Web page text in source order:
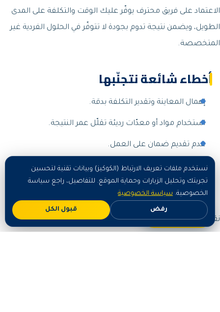
الاعتماد على فريق محترف يوفّر عليك الوقت والتكلفة على المدى
الطويل، ويضمن نتيجة تدوم بجودة لا تتوفّر في الحلول الفردية غير
المتخصصة.
أخطاء شائعة نتجنّبها
إهمال المعاينة وتقدير التكلفة بدقة.
استخدام مواد أو معدّات رديئة تقلّل عمر النتيجة.
عدم تقديم ضمان على العمل.
أسعار تركيب اجهات كلادينج في
الخفجي
نقدّم أسعاراً واضحة ومنافسة تُحدَّد حسب حجم العمل وطبيعته
اطلب الآن
نستخدم ملفات تعريف الارتباط (الكوكيز) وبيانات تقنية لتحسين
تجربتك وتحليل الزيارات وحماية الموقع. للتفاصيل، راجع سياسة
الخصوصية. سياسة الخصوصية
رفض قبول الكل